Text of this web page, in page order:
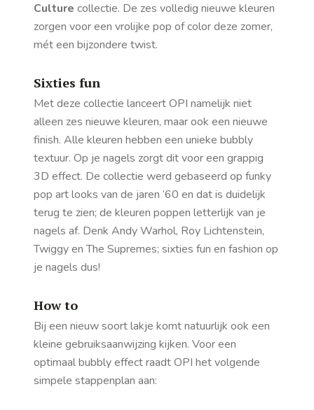
Culture collectie. De zes volledig nieuwe kleuren
zorgen voor een vrolijke pop of color deze zomer,
mét een bijzondere twist.
Sixties fun
Met deze collectie lanceert OPI namelijk niet
alleen zes nieuwe kleuren, maar ook een nieuwe
finish. Alle kleuren hebben een unieke bubbly
textuur. Op je nagels zorgt dit voor een grappig
3D effect. De collectie werd gebaseerd op funky
pop art looks van de jaren ‘60 en dat is duidelijk
terug te zien; de kleuren poppen letterlijk van je
nagels af. Denk Andy Warhol, Roy Lichtenstein,
Twiggy en The Supremes; sixties fun en fashion op
je nagels dus!
How to
Bij een nieuw soort lakje komt natuurlijk ook een
kleine gebruiksaanwijzing kijken. Voor een
optimaal bubbly effect raadt OPI het volgende
simpele stappenplan aan: